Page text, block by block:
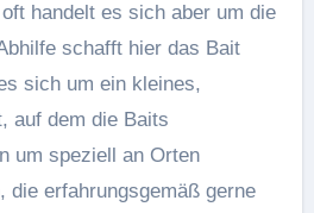
handelt es sich aber um die
schafft hier das Bait
sich um ein kleines,
auf dem die Baits
um speziell an Orten
die erfahrungsgemäß gerne